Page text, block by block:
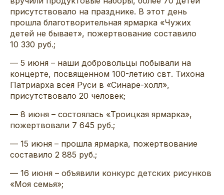
присутствовало на празднике. В этот день
прошла благотворительная ярмарка «Чужих
детей не бывает», пожертвование составило
10 330 руб.;
— 5 июня – наши добровольцы побывали на
концерте, посвященном 100-летию свт. Тихона
Патриарха всея Руси в «Синаре-холл»,
присутствовало 20 человек;
— 8 июня – состоялась «Троицкая ярмарка»,
пожертвовали 7 645 руб.;
— 15 июня – прошла ярмарка, пожертвование
составило 2 885 руб.;
— 16 июня – объявили конкурс детских рисунков
«Моя семья»;